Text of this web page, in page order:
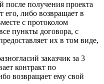
после получения проекта
его, либо возвращает в
с протоколом
пункты договора, с
их в том виде,
заказчик за 3
контракт по
возвращает ему свой